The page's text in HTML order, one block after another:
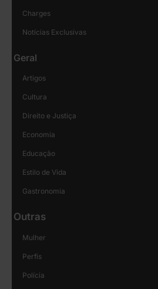
Charges
Notícias Exclusivas
Geral
Artigos
Cultura
Direito e Justiça
Economia
Educação
Estilo de Vida
Gastronomia
Outras
Mulher
Perfis
Polícia